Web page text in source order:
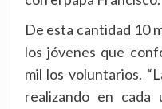
De esta cantidad 10
los jóvenes que
mil los voluntarios.
realizando en cada